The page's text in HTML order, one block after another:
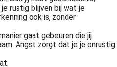
rustig blijven bij wat je
ook is, zonder
gaat gebeuren die jij
Angst zorgt dat je je onrustig